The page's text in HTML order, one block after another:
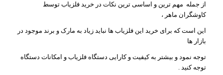
از جمله مهم ترین و اساسی ترین نکات در خرید فلزیاب توسط
کاوشگران ماهر ،
این است که برای خرید این فلزیاب ها نباید زیاد به مارک و برند موجود در
بازار ها
توجه نمود و بیشتر به کیفیت و کارایی دستگاه فلزیاب و امکانات دستگاه
توجه کنید .